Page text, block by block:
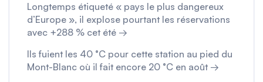
Longtemps étiqueté « pays le plus dangereux
d’Europe », il explose pourtant les réservations
avec +288 % cet été →
Ils fuient les 40 °C pour cette station au pied du
Mont-Blanc où il fait encore 20 °C en août →